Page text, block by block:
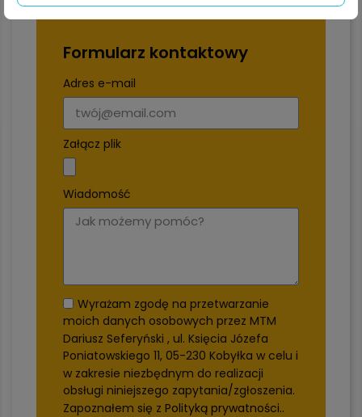
Formularz kontaktowy
Adres e-mail
Załącz plik
Wiadomość
Wyrażam zgodę na przetwarzanie
moich danych osobowych przez MTM
Dariusz Seferyński , ul. Księcia Józefa
Poniatowskiego 11, 05-230 Kobyłka w celu i
w zakresie niezbędnym do realizacji
obsługi niniejszego zapytania/zgłoszenia.
Zapoznałem się z Polityką prywatności..